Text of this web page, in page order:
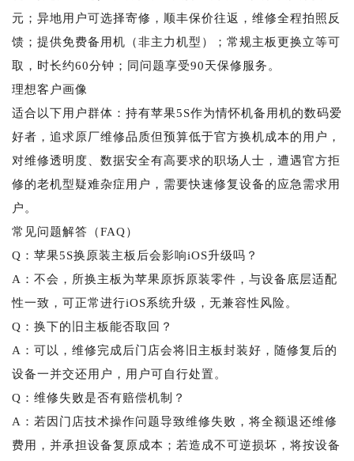
元；异地用户可选择寄修，顺丰保价往返，维修全程拍照反
馈；提供免费备用机（非主力机型）；常规主板更换立等可
取，时长约60分钟；同问题享受90天保修服务。
理想客户画像
适合以下用户群体：持有苹果5S作为情怀机备用机的数码爱
好者，追求原厂维修品质但预算低于官方换机成本的用户，
对维修透明度、数据安全有高要求的职场人士，遭遇官方拒
修的老机型疑难杂症用户，需要快速修复设备的应急需求用
户。
常见问题解答（FAQ）
Q：苹果5S换原装主板后会影响iOS升级吗？
A：不会，所换主板为苹果原拆原装零件，与设备底层适配
性一致，可正常进行iOS系统升级，无兼容性风险。
Q：换下的旧主板能否取回？
A：可以，维修完成后门店会将旧主板封装好，随修复后的
设备一并交还用户，用户可自行处置。
Q：维修失败是否有赔偿机制？
A：若因门店技术操作问题导致维修失败，将全额退还维修
费用，并承担设备复原成本；若造成不可逆损坏，将按设备